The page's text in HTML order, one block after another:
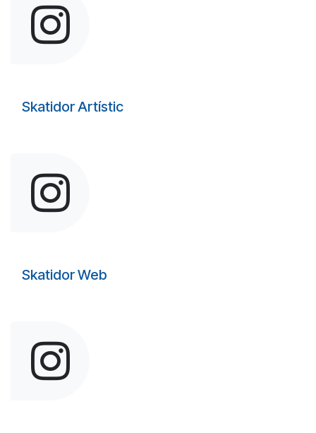
Skatidor Artístic
Skatidor Web